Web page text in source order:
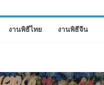
งานพิธีไทย งานพิธีจีน